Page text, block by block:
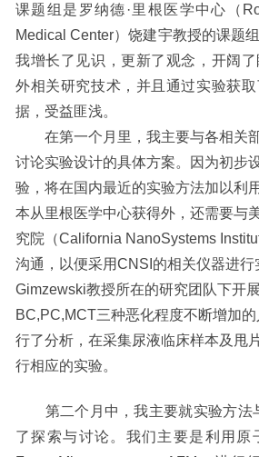
课题组是罗纳德·里根医学中心（
Medical Center）饶建宇教授的课题
我增长了见识，更新了观念，开阔
外相关研究技术，并且通过实验获
据，受益匪浅。
在第一个月里，我主要与各相关
讨论实验设计的具体方案。因为初步
验，将在国内最近的实验方法加以利
本从里根医学中心获得外，还需要与
究院（California NanoSystems
沟通，以便采用CNSI 的相关仪器进
Gimzewski教授所在的研究团队下开
BC,PC,MCT三种恶化程度不断增加
行了分析，在采集尿液临床样本及甩
行相应的实验。
第二个月中，我主要就实验方法
了探索与讨论。我们主要是利用原